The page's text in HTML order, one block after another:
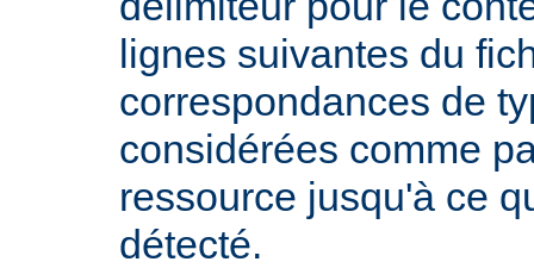
lignes suivantes du
correspondances de
considérées comme
ressource jusqu'à ce
détecté.